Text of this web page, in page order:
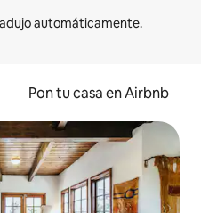
Pon tu casa en Airbnb